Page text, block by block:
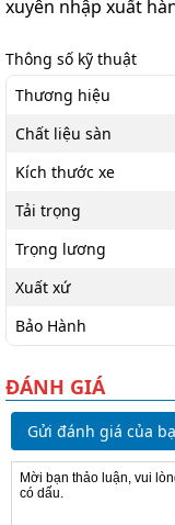
xuyên nhập xuất
Thông số kỹ thuật
Thương hiệu
Chất liệu sàn
Kích thước xe
Tải trọng
Trọng lương
Xuất xứ
Bảo Hành
ĐÁNH GIÁ
Gửi đánh giá của